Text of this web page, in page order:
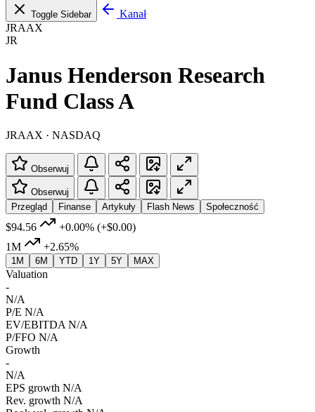
Toggle Sidebar
Kanał
JRAAX
JR
Janus Henderson Research
Fund Class A
JRAAX · NASDAQ
Obserwuj
Obserwuj
Przegląd
Finanse Artykuły Flash News Społeczność
$94.56 +0.00% (+$0.00)
1M
+2.65%
1M 6M YTD 1Y 5Y MAX
Valuation
-
N/A
P/E N/A
EV/EBITDA N/A
P/FFO N/A
Growth
-
N/A
EPS growth N/A
Rev. growth N/A